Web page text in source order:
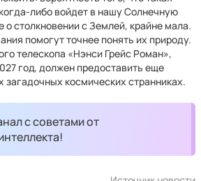
либо войдет в нашу Солнечную
о столкновении с Землей, крайне мала.
помогут точнее понять их природу.
телескопа «Нэнси Грейс Роман»,
год, должен предоставить еще
загадочных космических странниках.
с советами от